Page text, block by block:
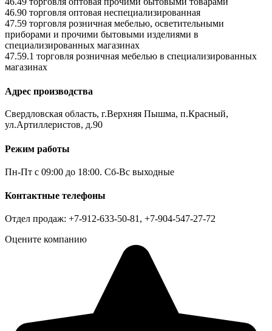
46.90 торговля оптовая неспециализированная
47.59 торговля розничная мебелью, осветительными
приборами и прочими бытовыми изделиями в
специализированных магазинах
47.59.1 торговля розничная мебелью в специализированных
магазинах
Адрес производства
Свердловская область, г.Верхняя Пышма, п.Красный,
ул.Артиллеристов, д.90
Режим работы
Пн-Пт с 09:00 до 18:00. Сб-Вс выходные
Контактные телефоны
Отдел продаж: +7-912-633-50-81, +7-904-547-27-72
Оцените компанию